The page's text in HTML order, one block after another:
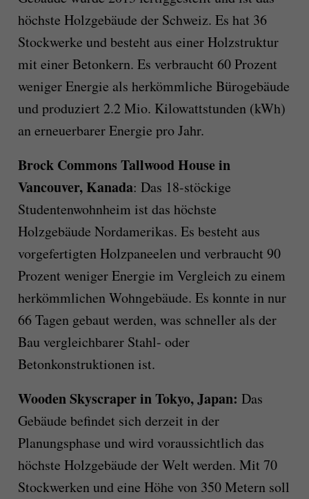
höchste Holzgebäude der Schweiz. Es hat 36
Stockwerke und besteht aus einer Holzstruktur
mit einer Betonkern. Es verbraucht 60 Prozent
weniger Energie als herkömmliche Bürogebäude
und produziert 2.2 Mio. Kilowattstunden (kWh)
an erneuerbarer Energie pro Jahr.
Brock Commons Tallwood House in
Vancouver, Kanada: Das 18-stöckige
Studentenwohnheim ist das höchste
Holzgebäude Nordamerikas. Es besteht aus
vorgefertigten Holzpaneelen und verbraucht 90
Prozent weniger Energie im Vergleich zu einem
herkömmlichen Wohngebäude. Es konnte in nur
66 Tagen gebaut werden, was schneller als der
Bau vergleichbarer Stahl- oder
Betonkonstruktionen ist.
Wooden Skyscraper in Tokyo, Japan: Das
Gebäude befindet sich derzeit in der
Planungsphase und wird voraussichtlich das
höchste Holzgebäude der Welt werden. Mit 70
Stockwerken und eine Höhe von 350 Metern soll